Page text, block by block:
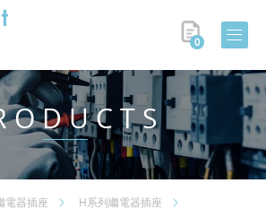
0
電器插座
H系列繼電器插座